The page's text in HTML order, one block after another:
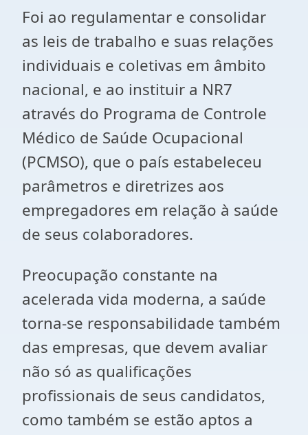
Foi ao regulamentar e consolidar
as leis de trabalho e suas relações
individuais e coletivas em âmbito
nacional, e ao instituir a NR7
através do Programa de Controle
Médico de Saúde Ocupacional
(PCMSO), que o país estabeleceu
parâmetros e diretrizes aos
empregadores em relação à saúde
de seus colaboradores.
Preocupação constante na
acelerada vida moderna, a saúde
torna-se responsabilidade também
das empresas, que devem avaliar
não só as qualificações
profissionais de seus candidatos,
como também se estão aptos a